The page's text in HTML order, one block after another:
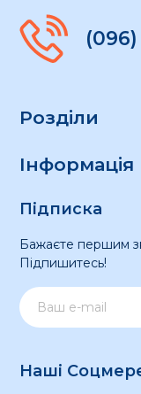
Розділи
Інформація
Підписка
Бажаєте першим
Підпишитесь!
Наші